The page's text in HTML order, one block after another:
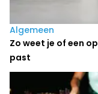
Algemeen
Zo weet je of een
past